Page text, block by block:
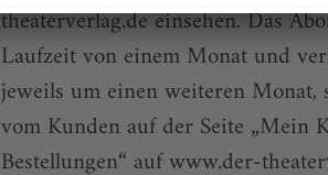
theaterverlag.de einsehen. Das
Laufzeit von einem Monat und
jeweils um einen weiteren Monat,
vom Kunden auf der Seite „Mein
Bestellungen“ auf www.der-